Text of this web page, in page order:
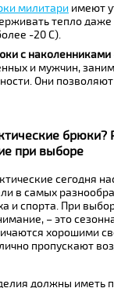
милитари имеют
тепло даже
-20 С).
с наколенниками
и мужчин,
Они
при выборе
сегодня
в самых
и спорта. При
– это
хорошими
пропускают
должны иметь